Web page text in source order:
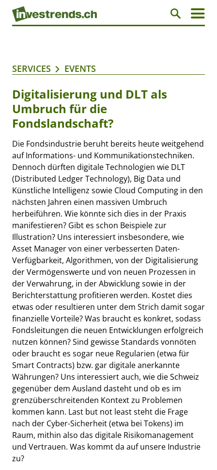
SERVICES EVENTS
Digitalisierung und DLT als
Umbruch für die
Fondslandschaft?
Die Fondsindustrie beruht bereits heute weitgehend
auf Informations- und Kommunikationstechniken.
Dennoch dürften digitale Technologien wie DLT
(Distributed Ledger Technology), Big Data und
Künstliche Intelligenz sowie Cloud Computing in den
nächsten Jahren einen massiven Umbruch
herbeiführen. Wie könnte sich dies in der Praxis
manifestieren? Gibt es schon Beispiele zur
Illustration? Uns interessiert insbesondere, wie
Asset Manager von einer verbesserten Daten-
Verfügbarkeit, Algorithmen, von der Digitalisierung
der Vermögenswerte und von neuen Prozessen in
der Verwahrung, in der Abwicklung sowie in der
Berichterstattung profitieren werden. Kostet dies
etwas oder resultieren unter dem Strich damit sogar
finanzielle Vorteile? Was braucht es konkret, sodass
Fondsleitungen die neuen Entwicklungen erfolgreich
nutzen können? Sind gewisse Standards vonnöten
oder braucht es sogar neue Regularien (etwa für
Smart Contracts) bzw. gar digitale anerkannte
Währungen? Uns interessiert auch, wie die Schweiz
gegenüber dem Ausland dasteht und ob es im
grenzüberschreitenden Kontext zu Problemen
kommen kann. Last but not least steht die Frage
nach der Cyber-Sicherheit (etwa bei Tokens) im
Raum, mithin also das digitale Risikomanagement
und Vertrauen. Was kommt da auf unsere Industrie
zu?